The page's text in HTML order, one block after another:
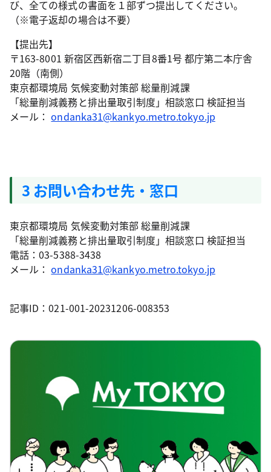
び、全ての様式の書面を１部ずつ提出してください。
（※電子返却の場合は不要）
【提出先】
〒163-8001 新宿区西新宿二丁目8番1号 都庁第二本庁舎
20階（南側）
東京都環境局 気候変動対策部 総量削減課
「総量削減義務と排出量取引制度」相談窓口 検証担当
メール：ondanka31@kankyo.metro.tokyo.jp
3 お問い合わせ先・窓口
東京都環境局 気候変動対策部 総量削減課
「総量削減義務と排出量取引制度」相談窓口 検証担当
電話：03-5388-3438
メール：ondanka31@kankyo.metro.tokyo.jp
記事ID：021-001-20231206-008353